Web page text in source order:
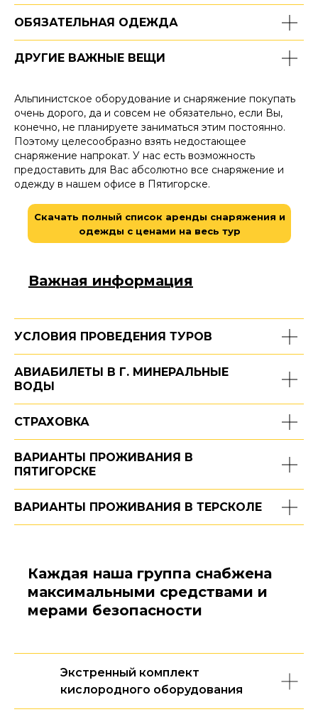
ОБЯЗАТЕЛЬНАЯ ОДЕЖДА
ДРУГИЕ ВАЖНЫЕ ВЕЩИ
Альпинистское оборудование и снаряжение покупать
очень дорого, да и совсем не обязательно, если Вы,
конечно, не планируете заниматься этим постоянно.
Поэтому целесообразно взять недостающее
снаряжение напрокат. У нас есть возможность
предоставить для Вас абсолютно все снаряжение и
одежду в нашем офисе в Пятигорске.
Скачать полный список аренды снаряжения и
одежды с ценами на весь тур
Важная информация
УСЛОВИЯ ПРОВЕДЕНИЯ ТУРОВ
АВИАБИЛЕТЫ В Г. МИНЕРАЛЬНЫЕ
ВОДЫ
СТРАХОВКА
ВАРИАНТЫ ПРОЖИВАНИЯ В
ПЯТИГОРСКЕ
ВАРИАНТЫ ПРОЖИВАНИЯ В ТЕРСКОЛЕ
Каждая наша группа снабжена
максимальными средствами и
мерами безопасности
Экстренный комплект
кислородного оборудования